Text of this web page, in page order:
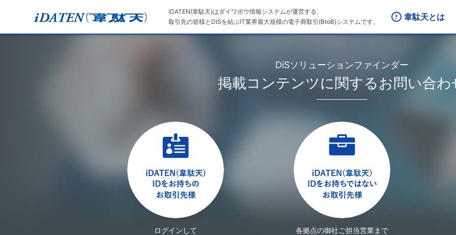
iDATEN(韋駄天)はダイワボウ情報システムが運営する、
取引先の皆様とDISを結ぶIT業界最大規模の電子商取引(BtoB)システムです。
韋駄天とは
DiSソリューションファインダー
掲載コンテンツに関するお問い合わ
ログインして
各拠点の御社ご担当営業まで